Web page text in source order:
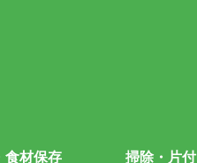
食材保存 掃除・片